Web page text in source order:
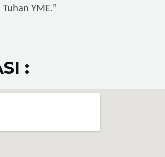
YME."
: